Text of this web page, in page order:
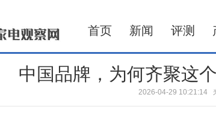
首页 新闻 评测
中国品牌，为何齐聚这
2026-04-29 10:21:14